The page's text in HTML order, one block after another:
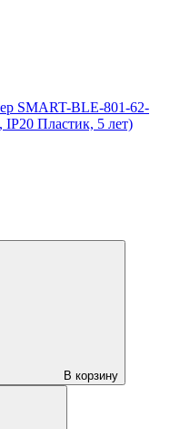
SMART-BLE-801-62-
Пластик, 5 лет)
В корзину